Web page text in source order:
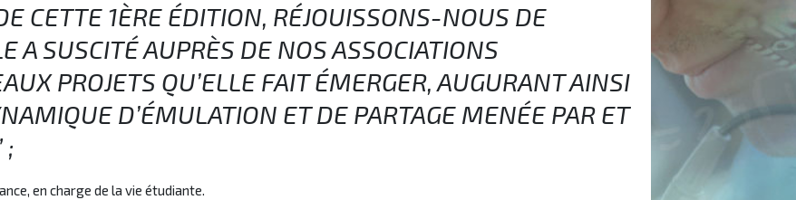
CETTE 1ÈRE ÉDITION, RÉJOUISSONS-NOUS DE
A SUSCITÉ AUPRÈS DE NOS ASSOCIATIONS
PROJETS QU’ELLE FAIT ÉMERGER, AUGURANT AINSI
D’ÉMULATION ET DE PARTAGE MENÉE PAR ET
;
en charge de la vie étudiante.